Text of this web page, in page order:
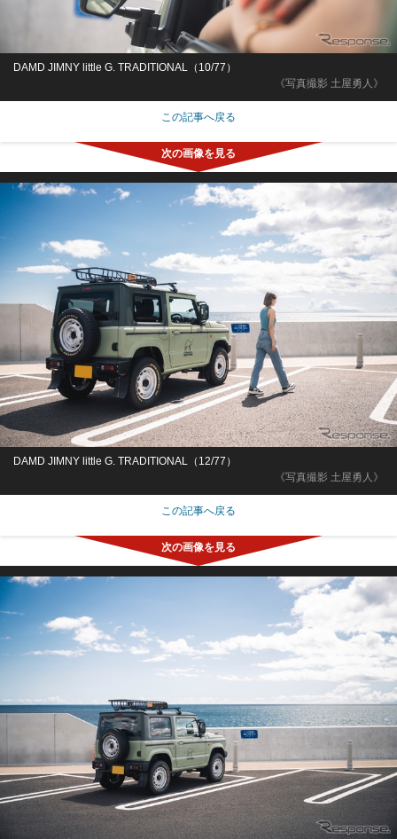
《写真撮影 土屋勇人》
DAMD JIMNY little G. TRADITIONAL（10/77）
この記事へ戻る
《写真撮影 土屋勇人》
DAMD JIMNY little G. TRADITIONAL（12/77）
この記事へ戻る